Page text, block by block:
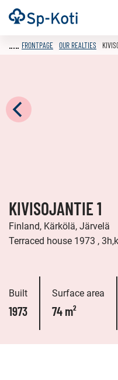
Go
to
Frontpage
FRONTPAGE OUR REALTIES
KIVISOJANTIE 1
Finland, Kärkölä, Järvelä
Terraced house 1973 ,
Built
1973
Surface area
74 m²